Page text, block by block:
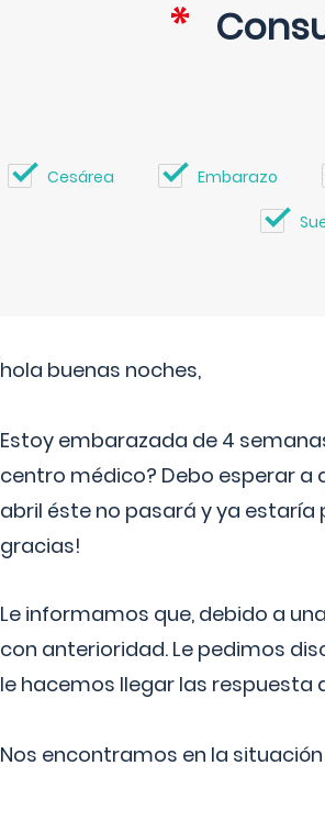
Cesárea Embarazo
hola buenas noches,
Estoy embarazada de 4
centro médico? Debo esperar a
abril éste no pasará y ya
gracias!
Le informamos que, debido a
con anterioridad. Le pedimos
le hacemos llegar las respuesta
Nos encontramos en la